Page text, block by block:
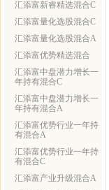
汇添富新睿精选混合C
汇添富量化选股混合C
汇添富量化选股混合A
汇添富优势精选混合
汇添富中盘潜力增长一
年持有混合C
汇添富中盘潜力增长一
年持有混合A
汇添富优势行业一年持
有混合A
汇添富优势行业一年持
有混合C
汇添富产业升级混合A